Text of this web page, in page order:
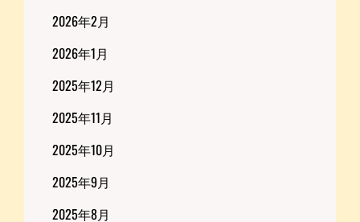
2026年2月
2026年1月
2025年12月
2025年11月
2025年10月
2025年9月
2025年8月